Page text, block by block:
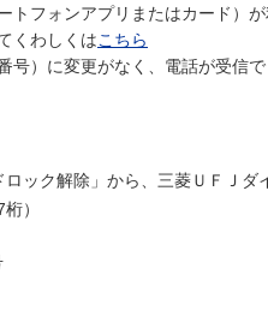
トフォンアプリまたはカード）
くわしくはこちら
号）に変更がなく、電話が受信
ック解除」から、三菱ＵＦＪ
）